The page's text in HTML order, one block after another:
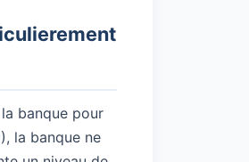
banque pour
la banque ne